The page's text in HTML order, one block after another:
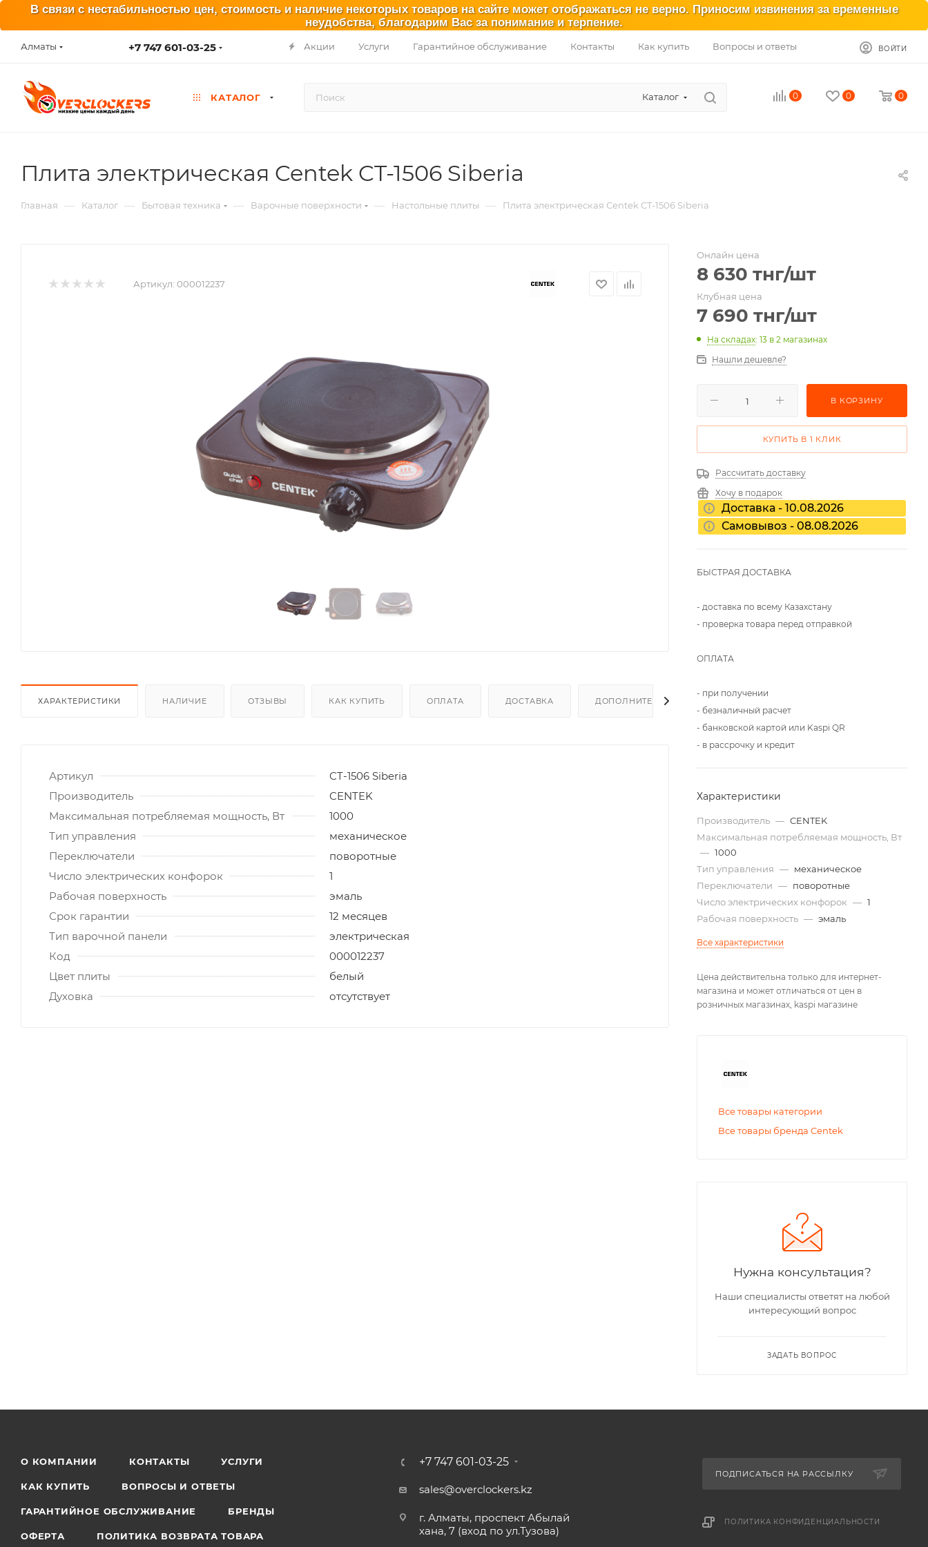
В связи с нестабильностью цен, стоимость и наличие некоторых товаров на сайте может отображаться не верно. Приносим извинения за временные
неудобства, благодарим Вас за понимание и терпение.
Алматы +7 747 601-03-25 Акции Услуги Гарантийное обслуживание Контакты Как купить Вопросы и ответы ВОЙТИ
КАТАЛОГ Каталог 0 0 0
Плита электрическая Centek CT-1506 Siberia
Главная — Каталог — Бытовая техника — Варочные поверхности — Настольные плиты — Плита электрическая Centek CT-1506 Siberia
Артикул: 000012237
ХАРАКТЕРИСТИКИ НАЛИЧИЕ ОТЗЫВЫ КАК КУПИТЬ ОПЛАТА ДОСТАВКА ДОПОЛНИТЕЛЬНО
Артикул
CT-1506 Siberia
Производитель
CENTEK
Максимальная потребляемая мощность, Вт
1000
Тип управления
механическое
Переключатели
поворотные
Число электрических конфорок
1
Рабочая поверхность
эмаль
Срок гарантии
12 месяцев
Тип варочной панели
электрическая
Код
000012237
Цвет плиты
белый
Духовка
отсутствует
Онлайн цена
8 630 тнг/шт
Клубная цена
7 690 тнг/шт
На складах: 13 в 2 магазинах
Нашли дешевле?
В КОРЗИНУ
КУПИТЬ В 1 КЛИК
Рассчитать доставку
Хочу в подарок
Доставка - 10.08.2026
Самовывоз - 08.08.2026
БЫСТРАЯ ДОСТАВКА
- доставка по всему Казахстану
- проверка товара перед отправкой
ОПЛАТА
- при получении
- безналичный расчет
- банковской картой или Kaspi QR
- в рассрочку и кредит
Характеристики
Производитель — CENTEK
Максимальная потребляемая мощность, Вт
— 1000
Тип управления — механическое
Переключатели — поворотные
Число электрических конфорок — 1
Рабочая поверхность — эмаль
Все характеристики
Цена действительна только для интернет-
магазина и может отличаться от цен в
розничных магазинах, kaspi магазине
Все товары категории
Все товары бренда Centek
Нужна консультация?
Наши специалисты ответят на любой
интересующий вопрос
ЗАДАТЬ ВОПРОС
О КОМПАНИИ КОНТАКТЫ УСЛУГИ
КАК КУПИТЬ ВОПРОСЫ И ОТВЕТЫ
ГАРАНТИЙНОЕ ОБСЛУЖИВАНИЕ БРЕНДЫ
ОФЕРТА ПОЛИТИКА ВОЗВРАТА ТОВАРА
+7 747 601-03-25
sales@overclockers.kz
г. Алматы, проспект Абылай
хана, 7 (вход по ул.Тузова)
ПОДПИСАТЬСЯ НА РАССЫЛКУ
ПОЛИТИКА КОНФИДЕНЦИАЛЬНОСТИ